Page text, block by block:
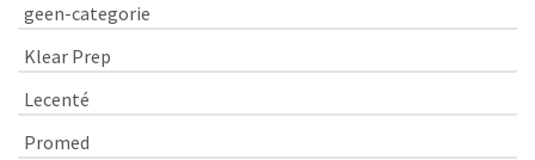
geen-categorie
Klear Prep
Lecenté
Promed